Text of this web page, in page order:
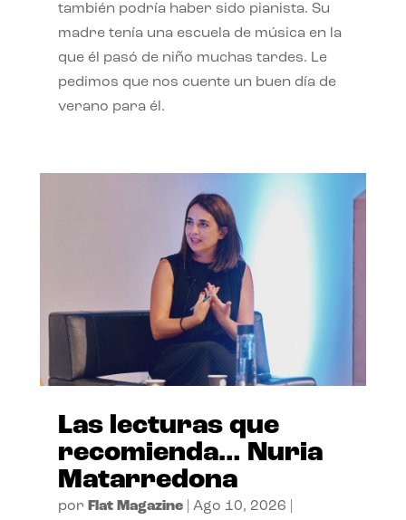
también podría haber sido pianista. Su
madre tenía una escuela de música en la
que él pasó de niño muchas tardes. Le
pedimos que nos cuente un buen día de
verano para él.
Las lecturas que
recomienda… Nuria
Matarredona
por Flat Magazine| Ago 10, 2026